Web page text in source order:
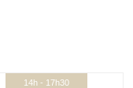
14h - 17h30